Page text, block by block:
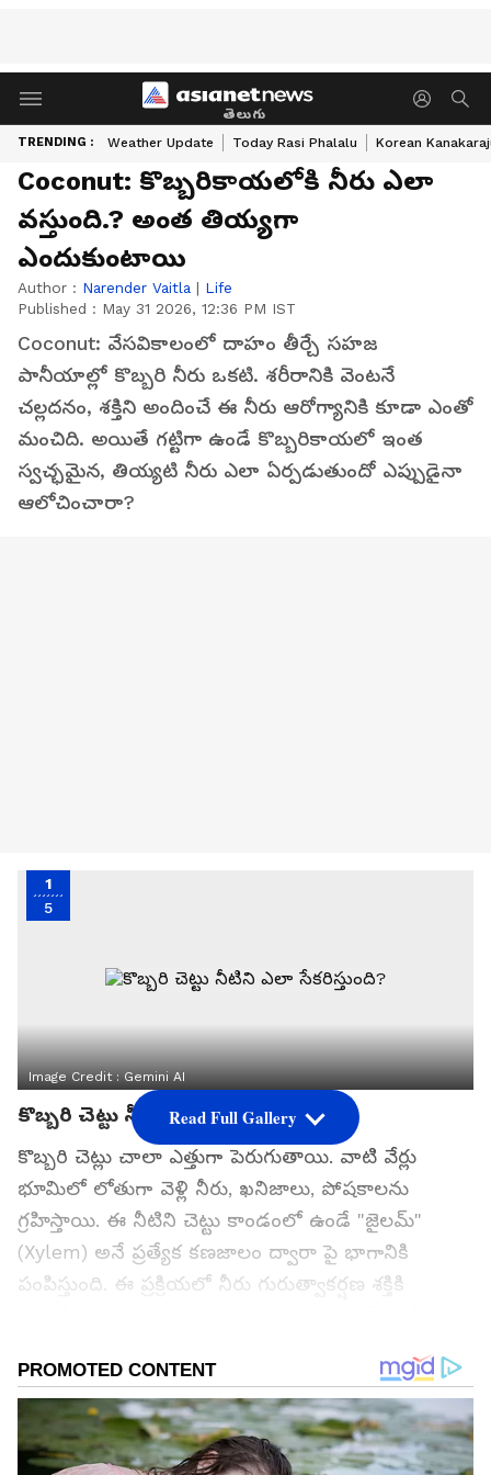
తెలుగు
TRENDING : Weather Update Today Rasi Phalalu Korean
Coconut: కొబ్బ‌రికాయ‌లోకి నీరు ఎలా
వ‌స్తుంది.? అంత తియ్య‌గా
ఎందుకుంటాయి
Author : Narender Vaitla | Life
Published : May 31 2026, 12:36 PM IST
Coconut: వేసవికాలంలో దాహం తీర్చే సహజ
పానీయాల్లో కొబ్బరి నీరు ఒకటి. శరీరానికి వెంటనే
చల్లదనం, శక్తిని అందించే ఈ నీరు ఆరోగ్యానికి కూడా ఎంతో
మంచిది. అయితే గట్టిగా ఉండే కొబ్బరికాయలో ఇంత
స్వచ్ఛమైన, తియ్యటి నీరు ఎలా ఏర్పడుతుందో ఎప్పుడైనా
ఆలోచించారా?
1
5
Image Credit :Gemini AI
కొబ్బరి చెట్టు నీటిని ఎలా సేకరిస్తుంది?
కొబ్బరి చెట్లు చాలా ఎత్తుగా పెరుగుతాయి. వాటి వేర్లు
భూమిలో లోతుగా వెళ్లి నీరు, ఖనిజాలు, పోషకాలను
గ్రహిస్తాయి. ఈ నీటిని చెట్టు కాండంలో ఉండే "జైలమ్"
(Xylem) అనే ప్రత్యేక కణజాలం ద్వారా పై భాగానికి
పంపిస్తుంది. ఈ ప్రక్రియలో నీరు గురుత్వాకర్షణ శక్తికి
కొబ్బరికాయలో నిల్వ అవుతుంది.
గూగుల్‌లో ఆసక్తికరమైన సమాచారం కోసం ఏసియానెట్ తెలుగు
ను మీ ఫ్రిఫర్డ్ సోర్స్ గా ఎంచుకోండి
Read Full Gallery